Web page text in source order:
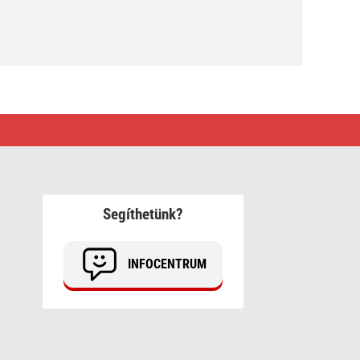
Segíthetünk?
INFOCENTRUM